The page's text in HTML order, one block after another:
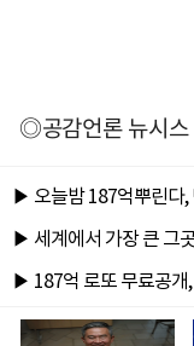
◎공감언론 뉴시스